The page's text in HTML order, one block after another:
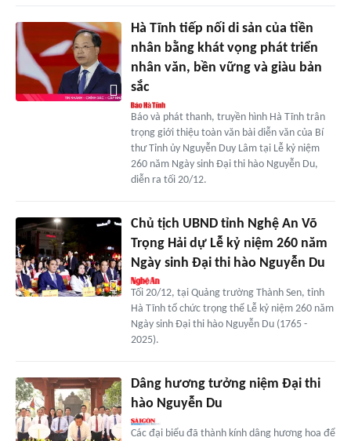
Hà Tĩnh tiếp nối di sản của tiền
nhân bằng khát vọng phát triển
nhân văn, bền vững và giàu bản
sắc
Báo và phát thanh, truyền hình Hà Tĩnh trân
trọng giới thiệu toàn văn bài diễn văn của Bí
thư Tỉnh ủy Nguyễn Duy Lâm tại Lễ kỷ niệm
260 năm Ngày sinh Đại thi hào Nguyễn Du,
diễn ra tối 20/12.
Chủ tịch UBND tỉnh Nghệ An Võ
Trọng Hải dự Lễ kỷ niệm 260 năm
Ngày sinh Đại thi hào Nguyễn Du
Tối 20/12, tại Quảng trường Thành Sen, tỉnh
Hà Tĩnh tổ chức trọng thể Lễ kỷ niệm 260 năm
Ngày sinh Đại thi hào Nguyễn Du (1765 -
2025).
Dâng hương tưởng niệm Đại thi
hào Nguyễn Du
Các đại biểu đã thành kính dâng hương hoa để